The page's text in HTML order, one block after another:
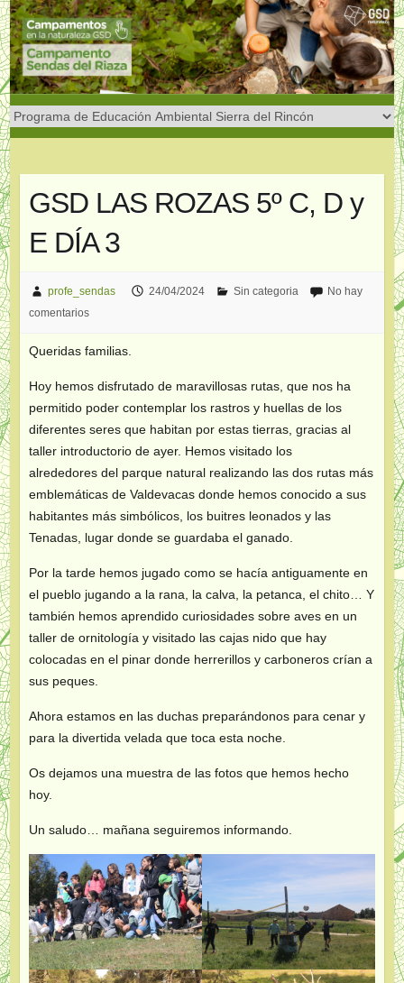
Saltar
al
contenido
GSD LAS ROZAS 5º C, D y
E DÍA 3
profe_sendas 24/04/2024 Sin categoria
No hay
comentarios
Queridas familias.
Hoy hemos disfrutado de maravillosas rutas, que nos ha
permitido poder contemplar los rastros y huellas de los
diferentes seres que habitan por estas tierras, gracias al
taller introductorio de ayer. Hemos visitado los
alrededores del parque natural realizando las dos rutas más
emblemáticas de Valdevacas donde hemos conocido a sus
habitantes más simbólicos, los buitres leonados y las
Tenadas, lugar donde se guardaba el ganado.
Por la tarde hemos jugado como se hacía antiguamente en
el pueblo jugando a la rana, la calva, la petanca, el chito… Y
también hemos aprendido curiosidades sobre aves en un
taller de ornitología y visitado las cajas nido que hay
colocadas en el pinar donde herrerillos y carboneros crían a
sus peques.
Ahora estamos en las duchas preparándonos para cenar y
para la divertida velada que toca esta noche.
Os dejamos una muestra de las fotos que hemos hecho
hoy.
Un saludo… mañana seguiremos informando.